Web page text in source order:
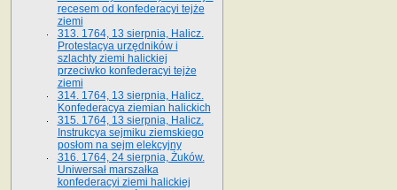
recesem od konfederacyi tejże
ziemi
313. 1764, 13 sierpnia, Halicz.
Protestacya urzędników i
szlachty ziemi halickiej
przeciwko konfederacyi tejże
ziemi
314. 1764, 13 sierpnia, Halicz.
Konfederacya ziemian halickich
315. 1764, 13 sierpnia, Halicz.
Instrukcya sejmiku ziemskiego
posłom na sejm elekcyjny
316. 1764, 24 sierpnia, Żuków.
Uniwersał marszałka
konfederacyi ziemi halickiej